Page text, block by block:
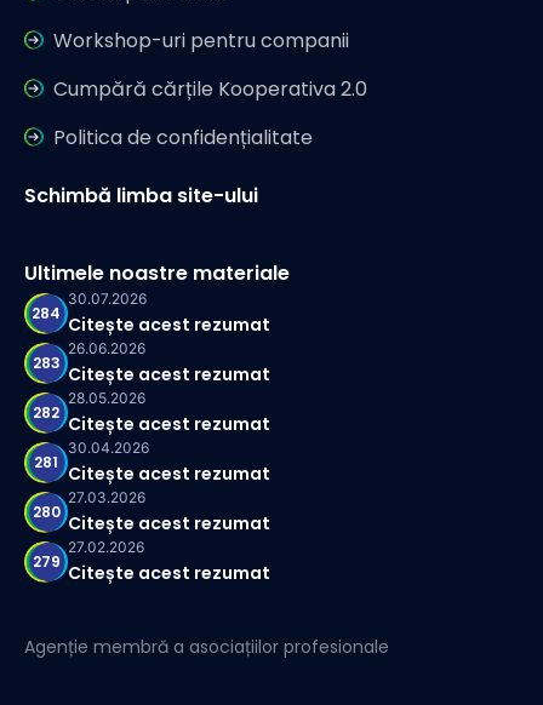
Workshop-uri pentru companii
Cumpără cărțile Kooperativa 2.0
Politica de confidențialitate
Schimbă limba site-ului
Ultimele noastre materiale
284
30.07.2026
Citește acest rezumat
283
26.06.2026
Citește acest rezumat
282
28.05.2026
Citește acest rezumat
281
30.04.2026
Citește acest rezumat
280
27.03.2026
Citește acest rezumat
279
27.02.2026
Citește acest rezumat
Agenție membră a asociațiilor profesionale